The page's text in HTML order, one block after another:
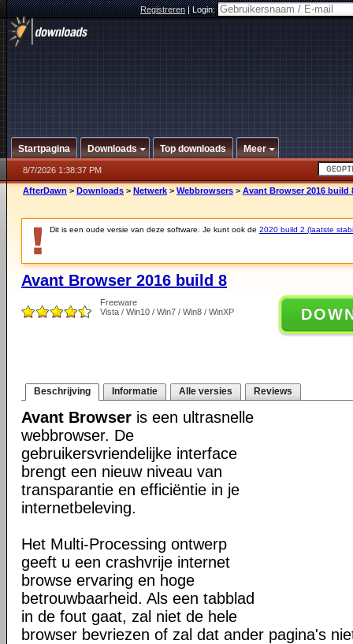
Registreren|Login:
Startpagina Downloads Top downloads Meer
8/7/2026 1:38:37 PM
AfterDawn > Downloads > Netwerk > Webbrowsers > Avant Browser 2016 build
Dit is een oude versie van deze software. Je kunt ook de 2020 build 2 (laatste
Avant Browser 2016 build 8
Freeware
Vista / Win10 / Win7 / Win8 / WinXP
Beschrijving Informatie Alle versies Reviews
Avant Browser is een ultrasnelle
webbrowser. De
gebruikersvriendelijke interface
brengt een nieuw niveau van
transparantie en efficiëntie in je
internetbeleving.
Het Multi-Processing ontwerp
geeft u een crashvrije internet
browse ervaring en hoge
betrouwbaarheid. Als een tabblad
in de fout gaat, zal niet de hele
browser bevriezen of zal dat ander pagina's